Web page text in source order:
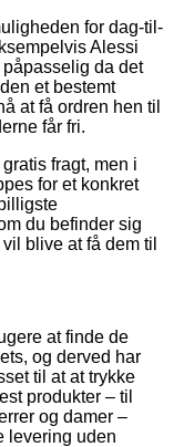
for dag-til-
Alessi
da det
et bestemt
at få ordren hen til
får fri.
fragt, men i
for et konkret
du befinder sig
blive at få dem til
at finde de
og derved har
til at at trykke
produkter – til
og damer –
levering uden